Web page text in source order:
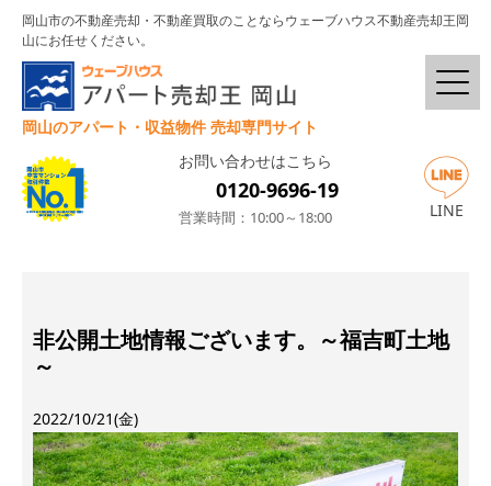
岡山市の不動産売却・不動産買取のことならウェーブハウス不動産売却王岡
山にお任せください。
岡山のアパート・収益物件 売却専門サイト
お問い合わせはこちら
0120-9696-19
営業時間：10:00～18:00 LINE
非公開土地情報ございます。～福吉町土地
～
2022/10/21(金)